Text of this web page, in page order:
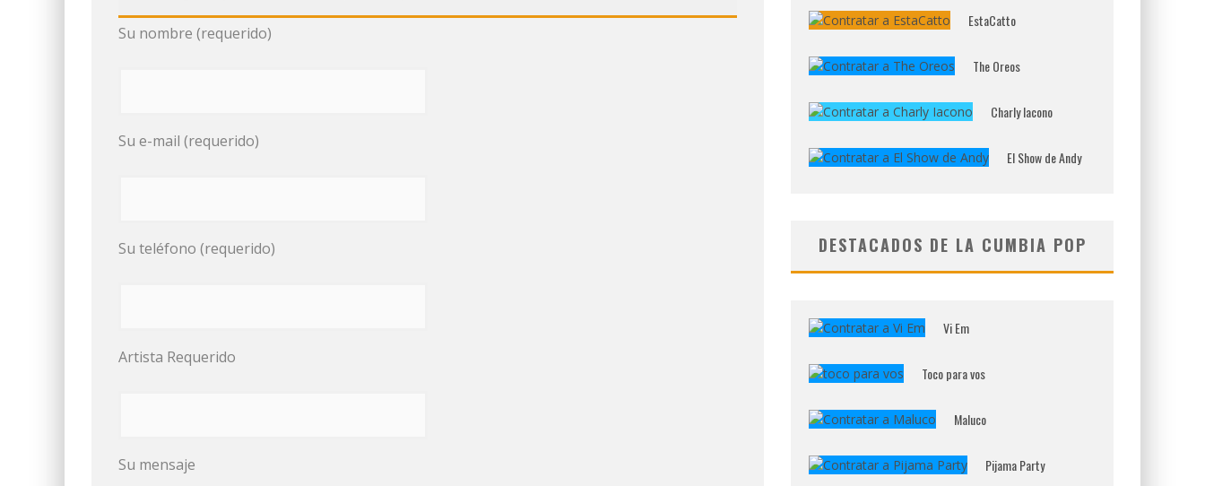
Su nombre (requerido)
Su e-mail (requerido)
Su teléfono (requerido)
Artista Requerido
Su mensaje
EstaCatto
The Oreos
Charly Iacono
El Show de Andy
DESTACADOS DE LA CUMBIA POP
Vi Em
Toco para vos
Maluco
Pijama Party